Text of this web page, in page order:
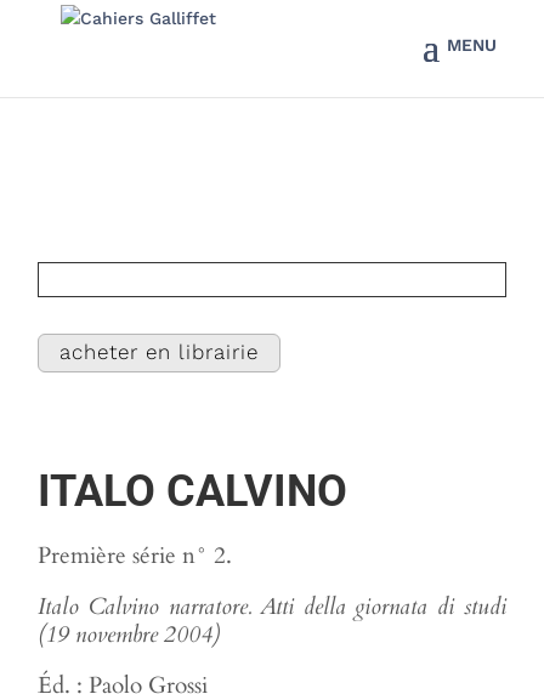
acheter en librairie
ITALO CALVINO
Première série n° 2.
Italo Calvino narratore. Atti della giornata di studi
(19 novembre 2004)
Éd. : Paolo Grossi